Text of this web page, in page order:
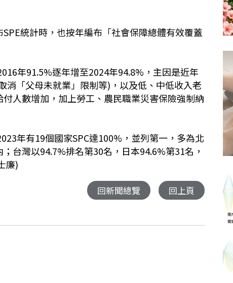
SPE統計時，也按年編布「社會保障總體有效覆蓋
年91.5%逐年增至2024年94.8% ，主因是近年
「父母未就業」限制等)，以及低、中低收入老
人數增加，加上勞工、農民職業災害保險強制納
年有19個國家SPC達100% ，並列第一，多為北
；台灣以94.7%排名第30名，日本94.6%第31名，
廉)
回新聞總覽 回上頁